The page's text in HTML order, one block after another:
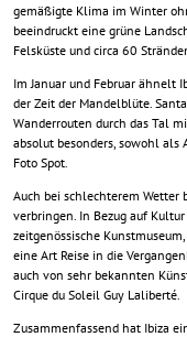
gemäßigte Klima im Winter
beeindruckt eine grüne
Felsküste und circa 60
Im Januar und Februar ähnelt
der Zeit der Mandelblüte.
Wanderrouten durch das Tal
absolut besonders, sowohl als
Foto Spot.
Auch bei schlechterem Wetter
verbringen. In Bezug auf
zeitgenössische
eine Art Reise in die
auch von sehr bekannten
Cirque du Soleil Guy Laliberté.
Zusammenfassend hat Ibiza